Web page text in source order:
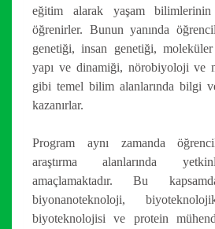
eğitim alarak yaşam bilimlerinin
öğrenirler. Bunun yanında
genetiği, insan genetiği,
yapı ve dinamiği, nörobiyoloji ve
gibi temel bilim alanlarında bilgi
kazanırlar.
Program aynı zamanda
araştırma alanlarında
amaçlamaktadır. Bu
biyonanoteknoloji,
biyoteknolojisi ve protein